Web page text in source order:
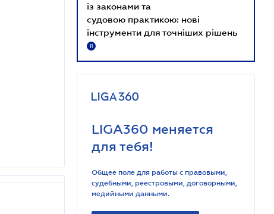
із законами та
судовою практикою: нові
інструменти для точніших рішень
R
LIGA360 меняется
для тебя!
Общее поле для работы с правовыми,
судебными, реестровыми, договорными,
медийными данными.